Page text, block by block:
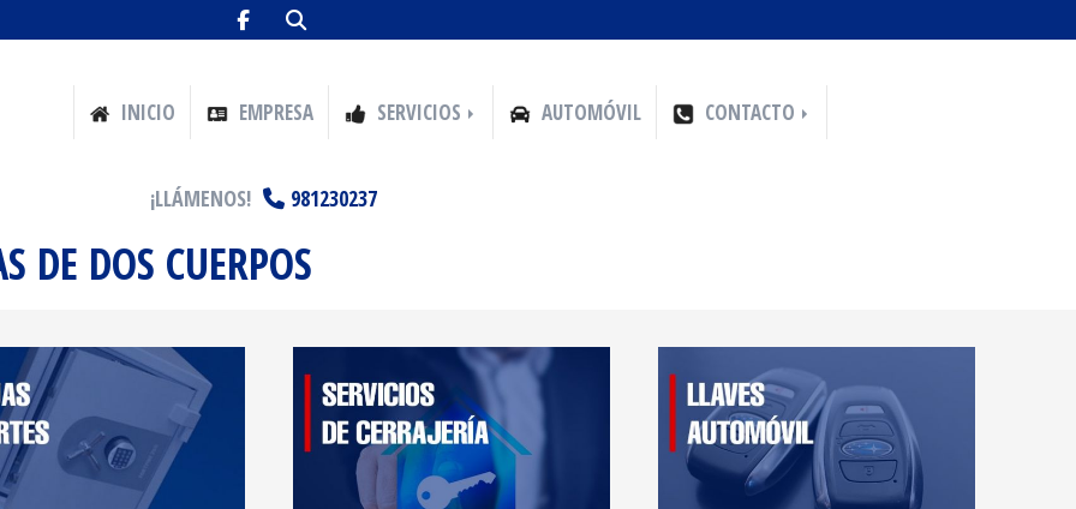
INICIO EMPRESA SERVICIOS AUTOMÓVIL CONTACTO
¡LLÁMENOS! 981230237
DE DOS CUERPOS